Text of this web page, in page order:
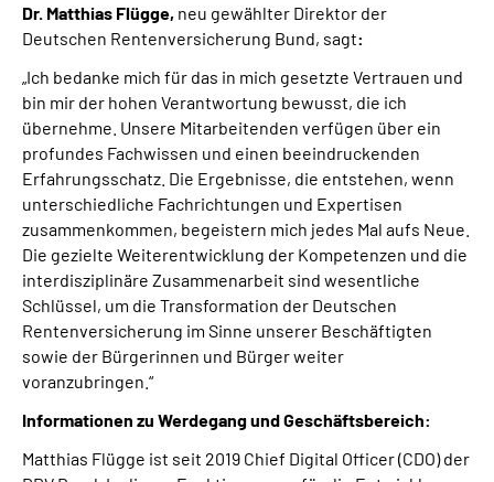
Dr. Matthias Flügge, neu gewählter Direktor der
Deutschen Rentenversicherung Bund, sagt:
„Ich bedanke mich für das in mich gesetzte Vertrauen und
bin mir der hohen Verantwortung bewusst, die ich
übernehme. Unsere Mitarbeitenden verfügen über ein
profundes Fachwissen und einen beeindruckenden
Erfahrungsschatz. Die Ergebnisse, die entstehen, wenn
unterschiedliche Fachrichtungen und Expertisen
zusammenkommen, begeistern mich jedes Mal aufs Neue.
Die gezielte Weiterentwicklung der Kompetenzen und die
interdisziplinäre Zusammenarbeit sind wesentliche
Schlüssel, um die Transformation der Deutschen
Rentenversicherung im Sinne unserer Beschäftigten
sowie der Bürgerinnen und Bürger weiter
voranzubringen.“
Informationen zu Werdegang und Geschäftsbereich:
Matthias Flügge ist seit 2019 Chief Digital Officer (CDO) der